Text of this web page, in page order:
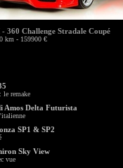
360 Challenge Stradale Coupé
km - 159900 €
remake
Amos Delta Futurista
SP1 & SP2
Sky View
vue